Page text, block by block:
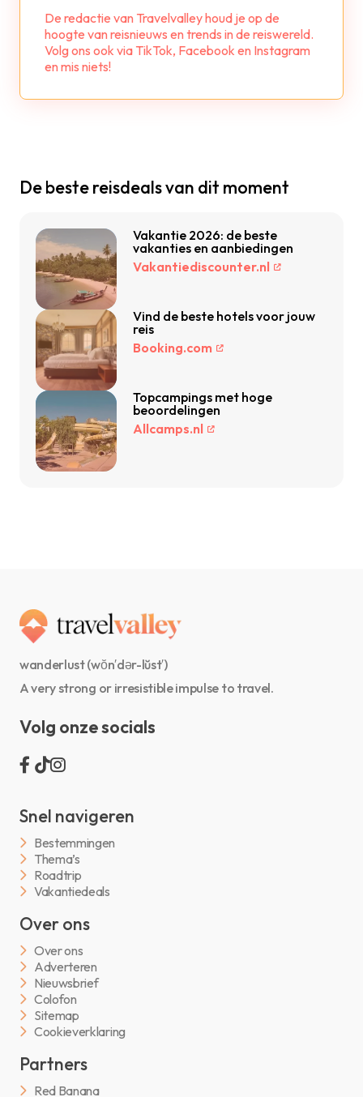
De redactie van Travelvalley houd je op de
hoogte van reisnieuws en trends in de reiswereld.
Volg ons ook via TikTok, Facebook en Instagram
en mis niets!
De beste reisdeals van dit moment
Vakantie 2026: de beste
vakanties en aanbiedingen
Vakantiediscounter.nl
Vind de beste hotels voor jouw
reis
Booking.com
Topcampings met hoge
beoordelingen
Allcamps.nl
wanderlust (wŏn′dər-lŭst′)
A very strong or irresistible impulse to travel.
Volg onze socials
Snel navigeren
Bestemmingen
Thema’s
Roadtrip
Vakantiedeals
Over ons
Over ons
Adverteren
Nieuwsbrief
Colofon
Sitemap
Cookieverklaring
Partners
Red Banana